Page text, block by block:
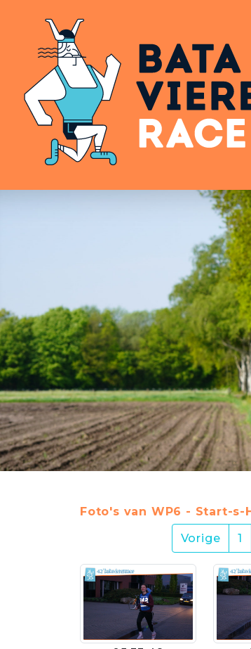
Foto's van WP6 - Start-s-
Vorige
1